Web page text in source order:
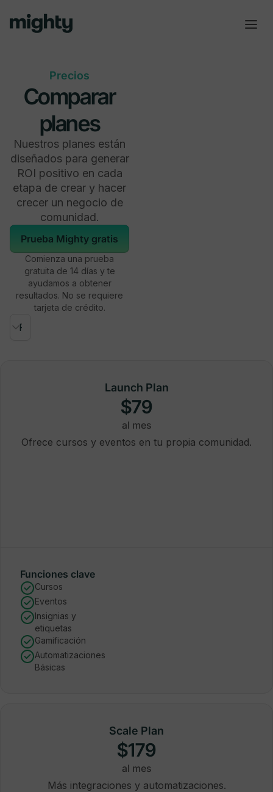
Precios
Comparar
planes
Nuestros planes están
diseñados para generar
ROI positivo en cada
etapa de crear y hacer
crecer un negocio de
comunidad.
Prueba Mighty gratis
Comienza una prueba
gratuita de 14 días y te
ayudamos a obtener
resultados. No se requiere
tarjeta de crédito.
Launch Plan
$79
al mes
Ofrece cursos y eventos en tu propia comunidad.
Funciones clave
Cursos
Eventos
Insignias y
etiquetas
Gamificación
Automatizaciones
Básicas
Scale Plan
$179
al mes
Más integraciones y automatizaciones.